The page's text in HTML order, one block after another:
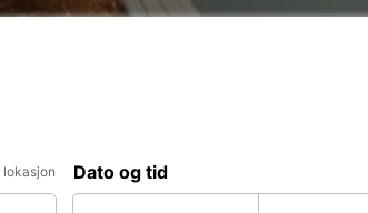
lokasjon Dato og tid